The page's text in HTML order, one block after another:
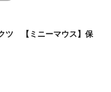
ツ 【ミニーマウス】保